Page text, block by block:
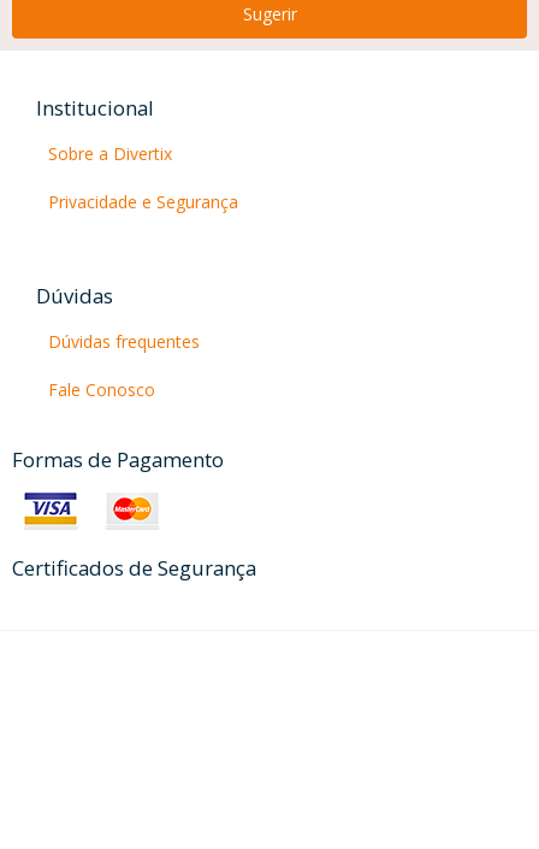
Sugerir
Institucional
Sobre a Divertix
Privacidade e Segurança
Dúvidas
Dúvidas frequentes
Fale Conosco
Formas de Pagamento
Certificados de Segurança